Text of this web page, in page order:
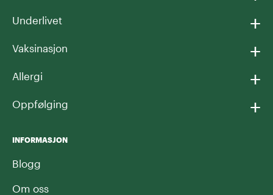
Underlivet +
Vaksinasjon +
Allergi +
Oppfølging +
INFORMASJON
Blogg
Om oss